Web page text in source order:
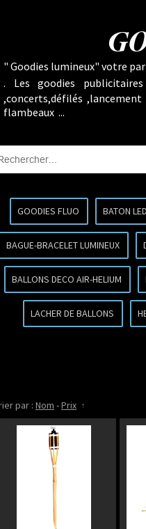
" Goodies lumineux" votre
. Les goodies
,concerts,défilés
flambeaux ...
GOODIES FLUO BATON
BAGUE-BRACELET LUMINEUX
BALLONS DECO AIR-HELIUM
LACHER DE BALLONS
par : Nom -Prix